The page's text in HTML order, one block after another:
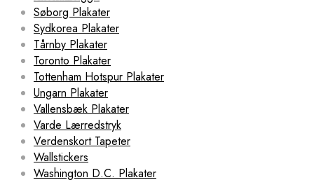
Søborg Plakater
Sydkorea Plakater
Tårnby Plakater
Toronto Plakater
Tottenham Hotspur Plakater
Ungarn Plakater
Vallensbæk Plakater
Varde Lærredstryk
Verdenskort Tapeter
Wallstickers
Washington D.C. Plakater